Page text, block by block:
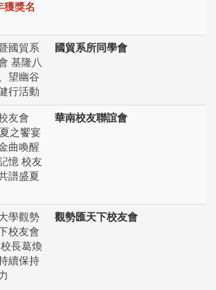
獲獎名
國貿系
基隆八
望幽谷
行活動
國貿系所同學會
友會
之饗宴
曲喚醒
憶 校友
譜盛夏
華南校友聯誼會
學觀勢
校友會
長葛煥
續保持
觀勢匯天下校友會